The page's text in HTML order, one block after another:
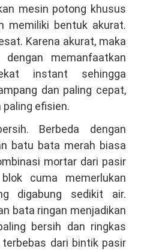
mesin potong khusus
memiliki bentuk akurat.
Karena akurat, maka
memanfaatkan
instant sehingga
dan paling cepat,
paling efisien.
Berbeda dengan
batu bata merah biasa
mortar dari pasir
cuma memerlukan
digabung sedikit air.
bata ringan menjadikan
bersih dan ringkas
dari bintik pasir